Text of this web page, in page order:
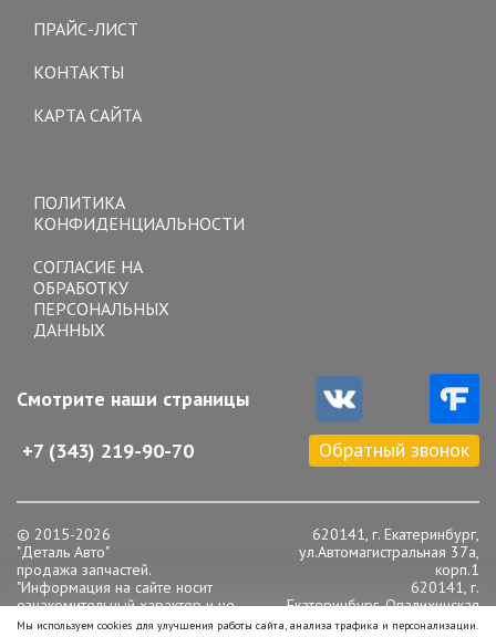
ПРАЙС-ЛИСТ
КОНТАКТЫ
КАРТА САЙТА
ПОЛИТИКА
КОНФИДЕНЦИАЛЬНОСТИ
СОГЛАСИЕ НА
ОБРАБОТКУ
ПЕРСОНАЛЬНЫХ
ДАННЫХ
Смотрите наши страницы
+7 (343) 219-90-70 Обратный звонок
© 2015-2026
"Деталь Авто"
продажа запчастей.
"Информация на сайте носит
ознакомительный характер и не
является публичной офертой,
620141, г. Екатеринбург,
ул.Автомагистральная 37а,
корп.1
620141, г.
Екатеринбург, Опалихинская
16
Мы используем cookies для улучшения работы сайта, анализа трафика и персонализации.